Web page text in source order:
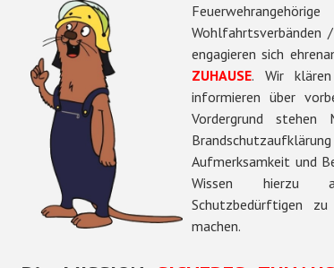
Wohlfahrtsverbänden
engagieren sich
ZUHAUSE. Wir
informieren über
Vordergrund
Aufmerksamkeit und
Wissen hierzu
Schutzbedürftigen
machen.